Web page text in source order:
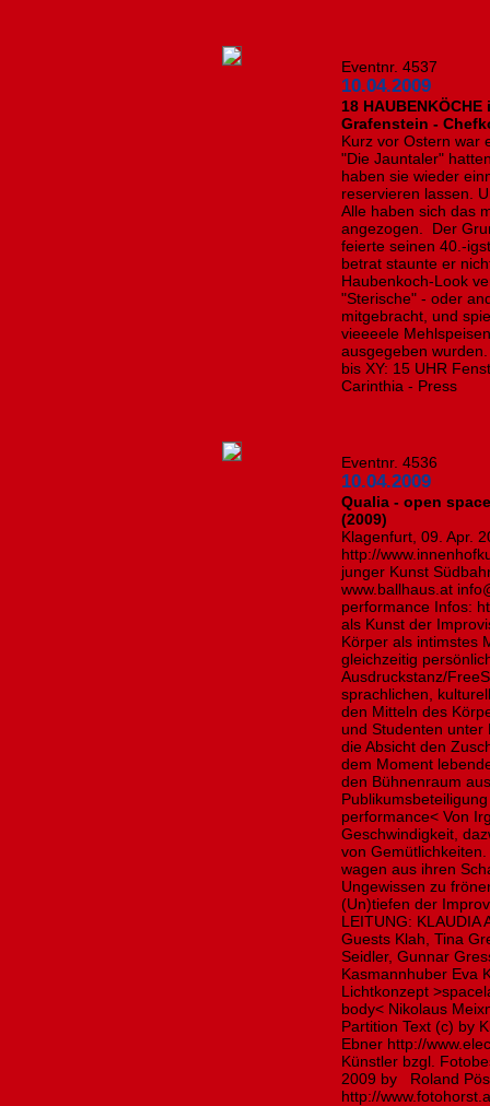
Eventnr. 4537
10.04.2009
18
Grafenstein -
Kurz vor Ostern war
"Die Jauntaler"
haben sie wieder
reservieren lassen.
Alle haben sich das
angezogen. Der
feierte seinen 40.-
betrat staunte er
Haubenkoch-Look
"Sterische" - oder
mitgebracht, und
vieeeele
ausgegeben
bis XY: 15 UHR
Carinthia - Press
Eventnr. 4536
10.04.2009
Qualia - open
(2009)
Klagenfurt, 09. Apr.
http://
junger Kunst
www.ballhaus.at
performance Infos:
als Kunst der
Körper als intimstes
gleichzeitig
Ausdruckstanz/
sprachlichen,
den Mitteln des
und Studenten unter
die Absicht den
dem Moment
den Bühnenraum
performance< Von
Geschwindigkeit,
von
wagen aus ihren
Ungewissen zu
(Un)tiefen der
LEITUNG: KLAUDIA
Guests Klah, Tina
Seidler, Gunnar
Kasmannhuber Eva
Lichtkonzept
body< Nikolaus
Partition Text (c) by
Ebner http://
Künstler bzgl.
2009 by Roland
http://